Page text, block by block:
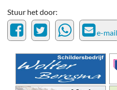
Stuur het door:
e-mail